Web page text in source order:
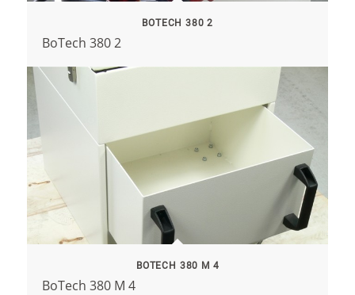
BOTECH 380 2
BoTech 380 2
BOTECH 380 M 4
BoTech 380 M 4